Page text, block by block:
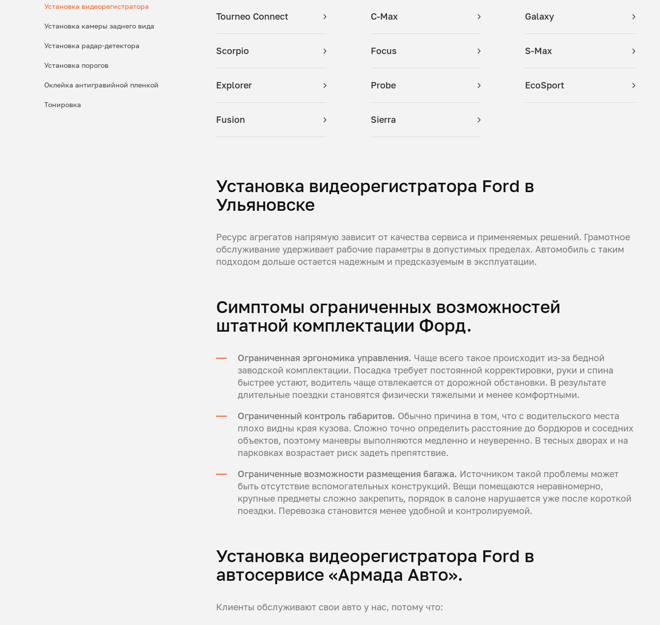
Установка видеорегистратора
Установка камеры заднего вида
Установка радар-детектора
Установка порогов
Оклейка антигравийной пленкой
Тонировка
Tourneo Connect C-Max Galaxy
Scorpio Focus S-Max
Explorer Probe EcoSport
Fusion Sierra
Установка видеорегистратора Ford в
Ульяновске
Ресурс агрегатов напрямую зависит от качества сервиса и применяемых решений. Грамотное
обслуживание удерживает рабочие параметры в допустимых пределах. Автомобиль с таким
подходом дольше остается надежным и предсказуемым в эксплуатации.
Симптомы ограниченных возможностей
штатной комплектации Форд.
Ограниченная эргономика управления. Чаще всего такое происходит из-за бедной
заводской комплектации. Посадка требует постоянной корректировки, руки и спина
быстрее устают, водитель чаще отвлекается от дорожной обстановки. В результате
длительные поездки становятся физически тяжелыми и менее комфортными.
Ограниченный контроль габаритов. Обычно причина в том, что с водительского места
плохо видны края кузова. Сложно точно определить расстояние до бордюров и соседних
объектов, поэтому маневры выполняются медленно и неуверенно. В тесных дворах и на
парковках возрастает риск задеть препятствие.
Ограниченные возможности размещения багажа. Источником такой проблемы может
быть отсутствие вспомогательных конструкций. Вещи помещаются неравномерно,
крупные предметы сложно закрепить, порядок в салоне нарушается уже после короткой
поездки. Перевозка становится менее удобной и контролируемой.
Установка видеорегистратора Ford в
автосервисе «Армада Авто».
Клиенты обслуживают свои авто у нас, потому что: